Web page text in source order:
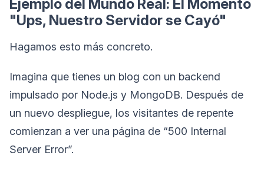
Ejemplo del Mundo Real: El Momento
"Ups, Nuestro Servidor se Cayó"
Hagamos esto más concreto.
Imagina que tienes un blog con un backend
impulsado por Node.js y MongoDB. Después de
un nuevo despliegue, los visitantes de repente
comienzan a ver una página de “500 Internal
Server Error”.